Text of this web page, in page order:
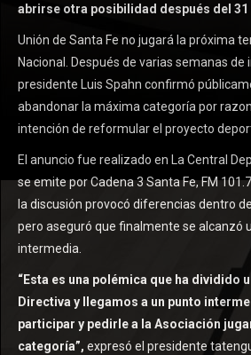
abrirse otra posibilidad después del
Unión de Santa Fe no jugará la próxima
Nacional. Después de varias semanas de
presidente Luis Spahn confirmó
abandonar la máxima categoría por
intención de reformular el proyecto
El anuncio fue realizado en La Central
se emite por Cadena 3 Santa Fe, FM
la discusión provocó diferencias dentro
pero aseguró que finalmente se alcanzó
intermedia.
“Esta es una polémica que ha dividido
Directiva y llegamos a un punto
participar y pedirle a la Asociación
categoría”, expresó el presidente